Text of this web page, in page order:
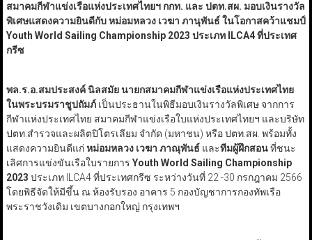
สมาคมกีฬาแข่งเรือแห่งประเทศไทยฯ กกท. และ ปตท.สผ. มอบเงินรางวัล
พิเศษแสดงความยินดีกับ หม่อมหลวง เวฆา ภานุพันธ์ ในโอกาสคว้าแชมป์
Youth World Sailing Championship 2023 ประเภท ILCA4 ที่ประเทศ
กรีซ
พล.ร.อ.สมประสงค์ นิลสมัย นายกสมาคมกีฬาแข่งเรือแห่งประเทศไทย
ในพระบรมราชูปถัมภ์เป็นประธานในพิธีมอบเงินรางวัลพิเศษ จากการ
กีฬาแห่งประเทศไทย สมาคมกีฬาแข่งเรือใบแห่งประเทศไทยฯ และบริษัท
ปตท.สำรวจและผลิตปิโตรเลียม จำกัด (มหาชน) หรือ ปตท.สผ. พร้อมทั้ง
แสดงความยินดีแก่หม่อมหลวง เวฆา ภาณุพันธ์ และทีมผู้ฝึกสอนที่ชนะ
เลิศการแข่งขันเรือใบรายการ Youth World Sailing Championship
2023 ประเภท ILCA4 ที่ประเทศกรีซ ระหว่างวันที่ 22 -30 กรกฎาคม 2566
โดยพิธีจัดให้มีขึ้น ณ ห้องรับรอง อาคาร 5 กองบัญชาการกองทัพเรือ
พระราชวังเดิม เขตบางกอกใหญ่ กรุงเทพฯ